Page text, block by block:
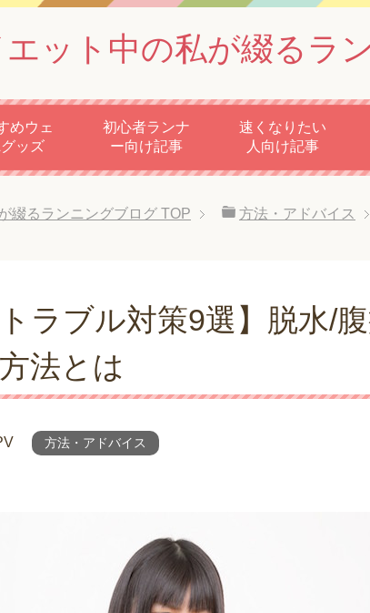
ット中の私が綴るラ
めウェ
ッズ
初心者ランナ
ー向け記事
速くなりたい
人向け記事
綴るランニングブログ TOP 方法・アドバイス
トラブル対策9選】脱水/
法とは
方法・アドバイス